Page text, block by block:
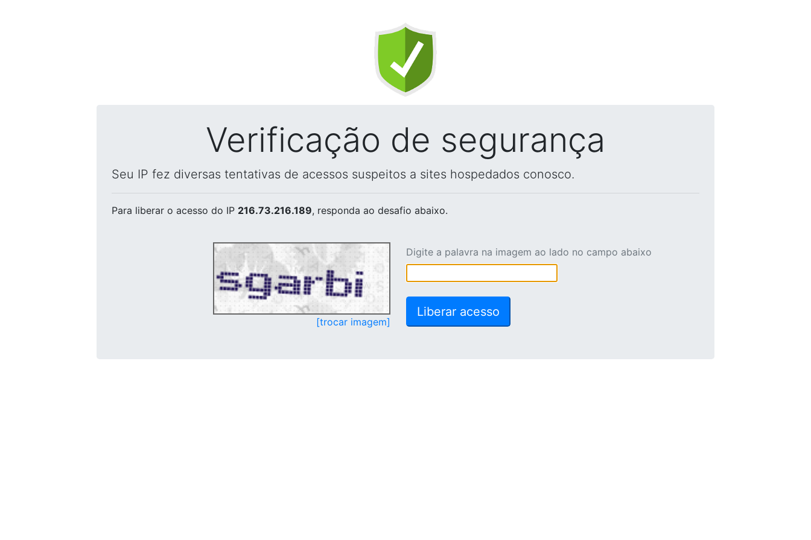
Verificação de segurança
Seu IP fez diversas tentativas de acessos suspeitos a sites hospedados conosco.
Para liberar o acesso do IP 216.73.216.189, responda ao desafio abaixo.
[trocar imagem]
Digite a palavra na imagem ao lado no campo abaixo